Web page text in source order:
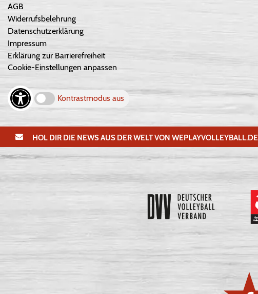
AGB
Widerrufsbelehrung
Datenschutzerklärung
Impressum
Erklärung zur Barrierefreiheit
Cookie-Einstellungen anpassen
Kontrastmodus aus
HOL DIR DIE NEWS AUS DER WELT VON WEPLAYVOLLEYBALL.DE